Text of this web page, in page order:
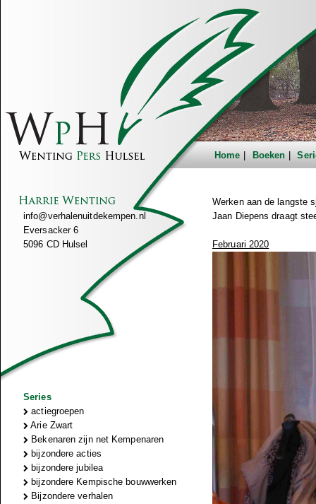
Home Boeken
info@verhalenuitdekempen.nl
Eversacker 6
5096 CD Hulsel
Series
actiegroepen
Arie Zwart
Bekenaren zijn net Kempenaren
bijzondere acties
bijzondere jubilea
bijzondere Kempische bouwwerken
Bijzondere verhalen
Werken aan de langste
Jaan Diepens draagt
Februari 2020